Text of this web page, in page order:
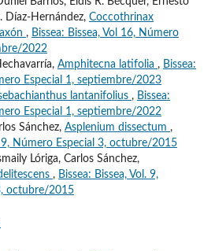
Díaz-Hernández, Coccothrinax
, Bissea: Bissea, Vol 16, Número
2022
Amphitecna latifolia , Bissea:
Especial 1, septiembre/2023
lantanifolius , Bissea:
Especial 1, septiembre/2022
Sánchez, Asplenium dissectum ,
9, Número Especial 3, octubre/2015
Lóriga, Carlos Sánchez,
, Bissea: Bissea, Vol. 9,
octubre/2015